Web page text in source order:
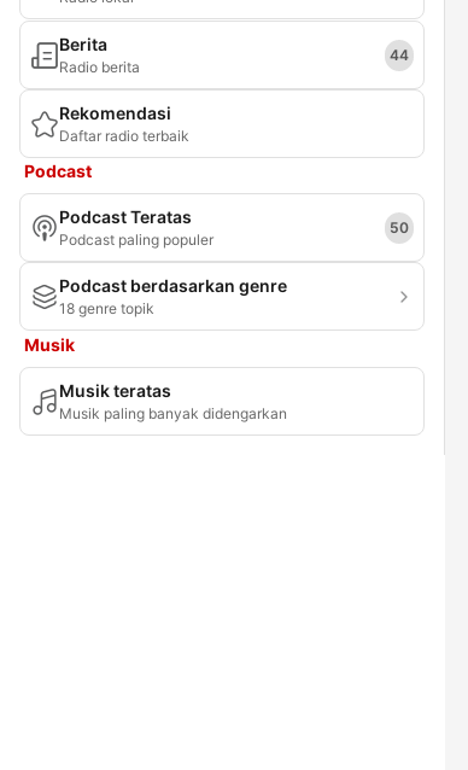
Berita
Radio berita
44
Rekomendasi
Daftar radio terbaik
Podcast
Podcast Teratas
Podcast paling populer
50
Podcast berdasarkan genre
18 genre topik
Musik
Musik teratas
Musik paling banyak didengarkan